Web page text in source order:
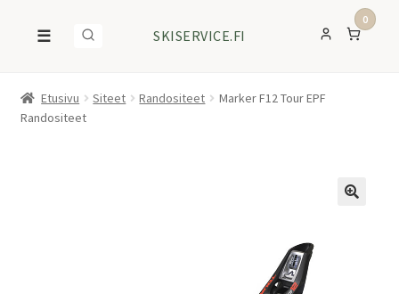
☰ SKISERVICE.FI
0
Etusivu Siteet Randositeet
Marker F12 Tour EPF
Randositeet